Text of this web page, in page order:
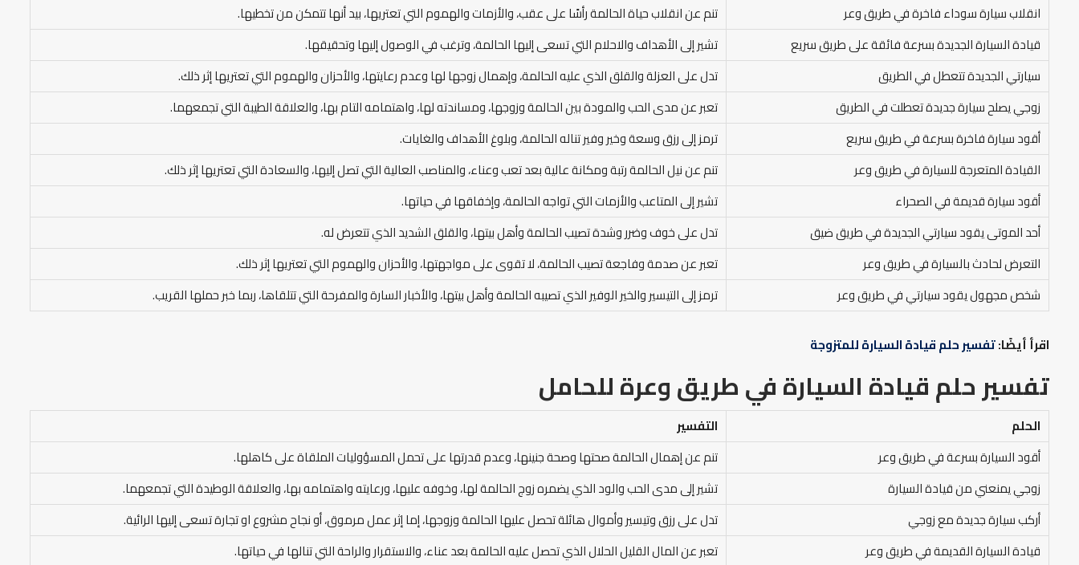
انقلاب سيارة سوداء فاخرة في طريق وعر
تنم عن انقلاب حياة الحالمة رأسًا على عقب، والأزمات والهموم التي تعتريها، بيد أنها تتمكن من تخطيها.
قيادة السيارة الجديدة بسرعة فائقة على طريق سريع
تشير إلى الأهداف والاحلام التي تسعى إليها الحالمة، وترغب في الوصول إليها وتحقيقها.
سيارتي الجديدة تتعطل في الطريق
تدل على العزلة والقلق الذي عليه الحالمة، وإهمال زوجها لها وعدم رعايتها، والأحزان والهموم التي تعتريها إثر ذلك.
زوجي يصلح سيارة جديدة تعطلت في الطريق
تعبر عن مدى الحب والمودة بين الحالمة وزوجها، ومساندته لها، واهتمامه التام بها، والعلاقة الطيبة التي تجمعهما.
أقود سيارة فاخرة بسرعة في طريق سريع
ترمز إلى رزق وسعة وخير وفير تناله الحالمة، وبلوغ الأهداف والغايات.
القيادة المتعرجة للسيارة في طريق وعر
تنم عن نيل الحالمة رتبة ومكانة عالية بعد تعب وعناء، والمناصب العالية التي تصل إليها، والسعادة التي تعتريها إثر ذلك.
أقود سيارة قديمة في الصحراء
تشير إلى المتاعب والأزمات التي تواجه الحالمة، وإخفاقها في حياتها.
أحد الموتى يقود سيارتي الجديدة في طريق ضيق
تدل على خوف وضرر وشدة تصيب الحالمة وأهل بيتها، والقلق الشديد الذي تتعرض له.
التعرض لحادث بالسيارة في طريق وعر
تعبر عن صدمة وفاجعة تصيب الحالمة، لا تقوى على مواجهتها، والأحزان والهموم التي تعتريها إثر ذلك.
شخص مجهول يقود سيارتي في طريق وعر
ترمز إلى التيسير والخير الوفير الذي تصيبه الحالمة وأهل بيتها، والأخبار السارة والمفرحة التي تتلقاها، ربما خبر حملها القريب.
اقرأ أيضًا:تفسير حلم قيادة السيارة للمتزوجة
تفسير حلم قيادة السيارة في طريق وعرة للحامل
الحلم
التفسير
أقود السيارة بسرعة في طريق وعر
تنم عن إهمال الحالمة صحتها وصحة جنينها، وعدم قدرتها على تحمل المسؤوليات الملقاة على كاهلها.
زوجي يمنعني من قيادة السيارة
تشير إلى مدى الحب والود الذي يضمره زوج الحالمة لها، وخوفه عليها، ورعايته واهتمامه بها، والعلاقة الوطيدة التي تجمعهما.
أركب سيارة جديدة مع زوجي
تدل على رزق وتيسير وأموال هائلة تحصل عليها الحالمة وزوجها، إما إثر عمل مرموق، أو نجاح مشروع او تجارة تسعى إليها الرائية.
قيادة السيارة القديمة في طريق وعر
تعبر عن المال القليل الحلال الذي تحصل عليه الحالمة بعد عناء، والاستقرار والراحة التي تنالها في حياتها.